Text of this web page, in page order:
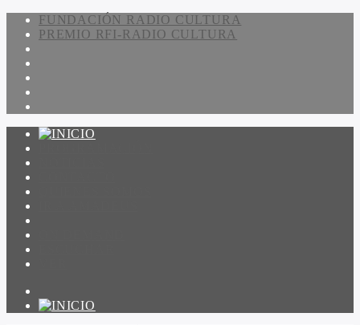
FUNDACIÓN RADIO CULTURA
PREMIO RFI-RADIO CULTURA